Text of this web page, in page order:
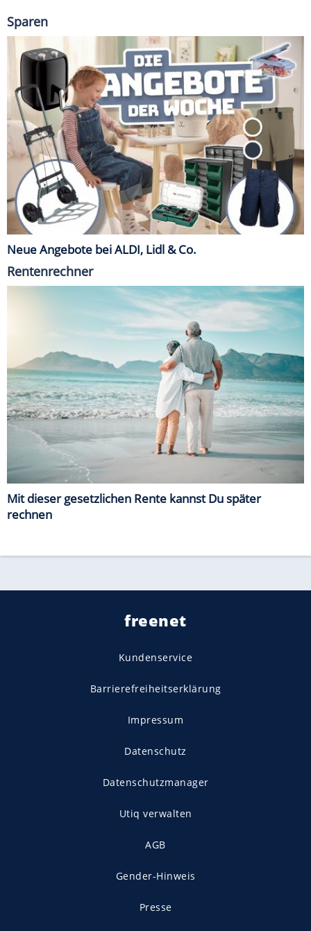
Sparen
Neue Angebote bei ALDI, Lidl & Co.
Rentenrechner
Mit dieser gesetzlichen Rente kannst Du später
rechnen
freenet
Kundenservice
Barrierefreiheitserklärung
Impressum
Datenschutz
Datenschutzmanager
Utiq verwalten
AGB
Gender-Hinweis
Presse